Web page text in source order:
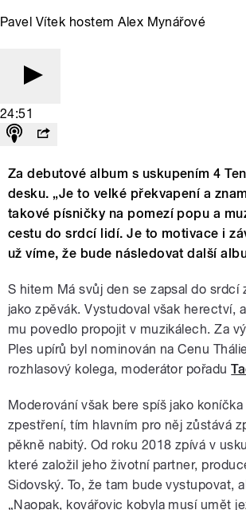
Pavel Vítek hostem Alex Mynářové
24:51
Za debutové album s uskupením 4
desku. „Je to velké překvapení a
takové písničky na pomezí popu a
cestu do srdcí lidí. Je to motivace i
už víme, že bude následovat další
S hitem Má svůj den se zapsal do srdcí
jako zpěvák. Vystudoval však herectví,
mu povedlo propojit v muzikálech. Za
Ples upírů byl nominován na Cenu
rozhlasový kolega, moderátor pořadu
Moderování však bere spíš jako
zpestření, tím hlavním pro něj zůstává
pěkně nabitý. Od roku 2018 zpívá v
které založil jeho životní partner,
Sidovský. To, že tam bude vystupovat,
„Naopak, kovářovic kobyla musí umět